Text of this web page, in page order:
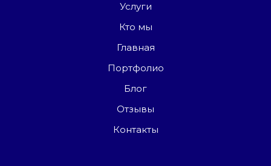
Услуги
Кто мы
Главная
Портфолио
Блог
Отзывы
Контакты